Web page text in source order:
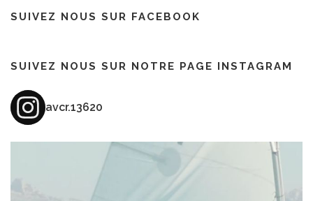
SUIVEZ NOUS SUR FACEBOOK
SUIVEZ NOUS SUR NOTRE PAGE INSTAGRAM
avcr.13620